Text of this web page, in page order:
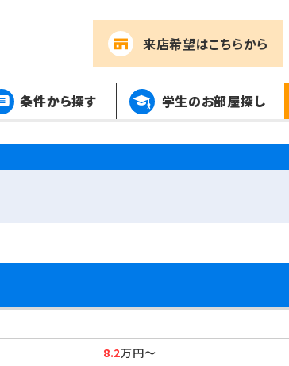
来店希望はこちらから
条件から探す 学生のお部屋探し
8.2万円～